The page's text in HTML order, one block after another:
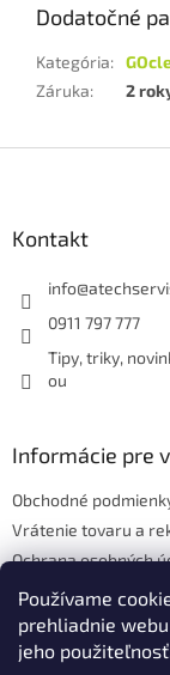
Používame
prehliadnie
jeho
Dodatočné
Kategória:
Záruka: 2
Kontakt
info@
0911 797 777
Tipy, triky,
ou
Informácie pre
Obchodné
Vrátenie tovaru a
Ochrana osobných
Hodnotenie obchodu